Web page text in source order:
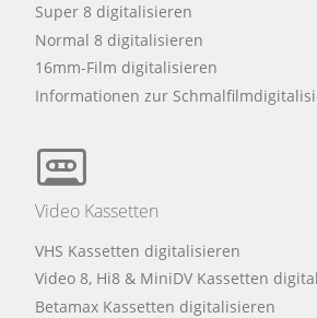
Super 8 digitalisieren
Normal 8 digitalisieren
16mm-Film digitalisieren
Informationen zur
Video Kassetten
VHS Kassetten digitalisieren
Video 8, Hi8 & MiniDV Kassetten
Betamax Kassetten digitalisieren